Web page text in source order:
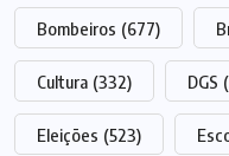
Bombeiros (677)
Cultura (332) DGS
Eleições (523)